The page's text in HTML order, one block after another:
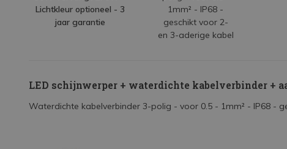
Lichtkleur optioneel - 3
jaar garantie
1mm² - IP68 -
geschikt voor 2-
en 3-aderige kabel
LED schijnwerper + waterdichte kabelverbinder +
Waterdichte kabelverbinder 3-polig - voor 0.5 - 1mm² - IP68 -